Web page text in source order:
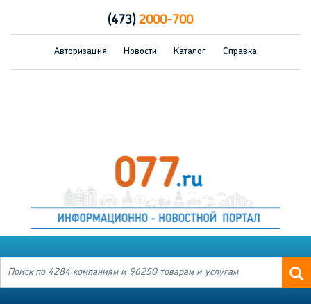
(473)2000-700
Авторизация Новости Каталог Справка